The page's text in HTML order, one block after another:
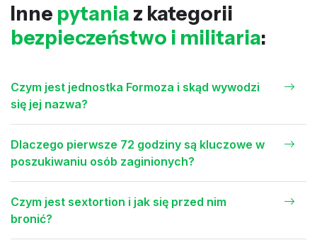
Inne pytania z kategorii
bezpieczeństwo i militaria:
Czym jest jednostka Formoza i skąd wywodzi
się jej nazwa?
Dlaczego pierwsze 72 godziny są kluczowe w
poszukiwaniu osób zaginionych?
Czym jest sextortion i jak się przed nim
bronić?